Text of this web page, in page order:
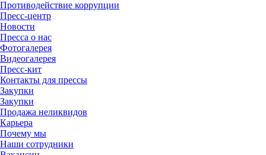
Противодействие коррупции
Пресс-центр
Новости
Пресса о нас
Фотогалерея
Видеогалерея
Пресс-кит
Контакты для прессы
Закупки
Закупки
Продажа неликвидов
Карьера
Почему мы
Наши сотрудники